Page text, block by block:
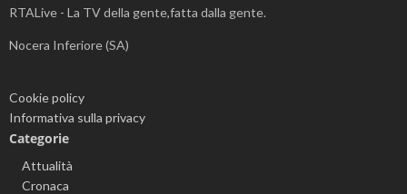
RTALive - La TV della gente,fatta dalla gente.
Nocera Inferiore (SA)
Cookie policy
Informativa sulla privacy
Categorie
Attualità
Cronaca